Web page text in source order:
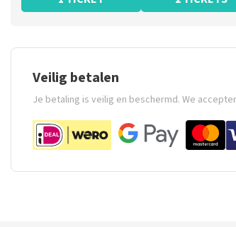
Veilig betalen
Je betaling is veilig en beschermd. We